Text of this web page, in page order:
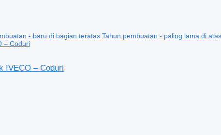
- baru di bagian teratas Tahun pembuatan - paling lama di atas
IVECO – Coduri